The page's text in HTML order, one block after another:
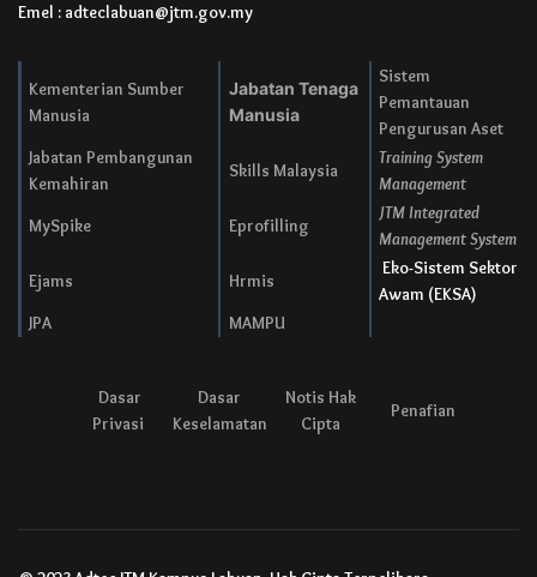
Emel : adteclabuan@jtm.gov.my
Kementerian Sumber
Manusia
Jabatan Tenaga
Manusia
Sistem
Pemantauan
Pengurusan Aset
Jabatan Pembangunan
Kemahiran
Skills Malaysia
Training System
Management
MySpike
Eprofilling
JTM Integrated
Management System
Ejams
Hrmis
Eko-Sistem Sektor
Awam (EKSA)
JPA
MAMPU
Dasar
Privasi
Dasar
Keselamatan
Notis Hak
Cipta
Penafian